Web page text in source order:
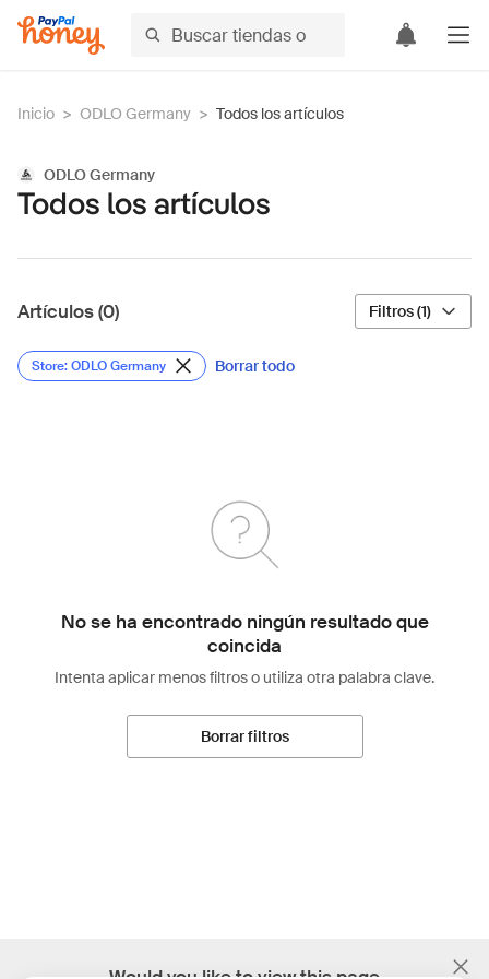
Inicio > ODLO Germany > Todos los artículos
ODLO Germany
Todos los artículos
Artículos (0) Filtros (1)
Store: ODLO Germany Borrar todo
No se ha encontrado ningún resultado que
coincida
Intenta aplicar menos filtros o utiliza otra palabra clave.
Borrar filtros